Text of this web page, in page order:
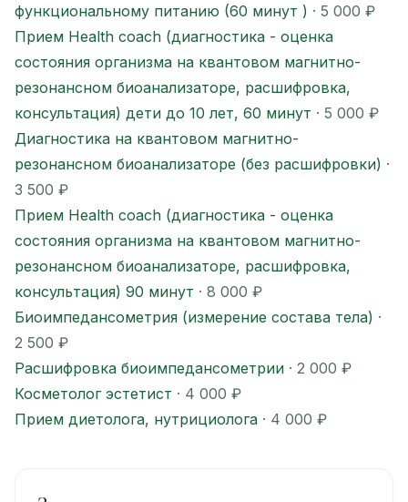
функциональному питанию (60 минут ) · 5 000 ₽
Прием Health coach (диагностика - оценка
состояния организма на квантовом магнитно-
резонансном биоанализаторе, расшифровка,
консультация) дети до 10 лет, 60 минут · 5 000 ₽
Диагностика на квантовом магнитно-
резонансном биоанализаторе (без расшифровки) ·
3 500 ₽
Прием Health coach (диагностика - оценка
состояния организма на квантовом магнитно-
резонансном биоанализаторе, расшифровка,
консультация) 90 минут · 8 000 ₽
Биоимпедансометрия (измерение состава тела) ·
2 500 ₽
Расшифровка биоимпедансометрии · 2 000 ₽
Косметолог эстетист · 4 000 ₽
Прием диетолога, нутрициолога · 4 000 ₽